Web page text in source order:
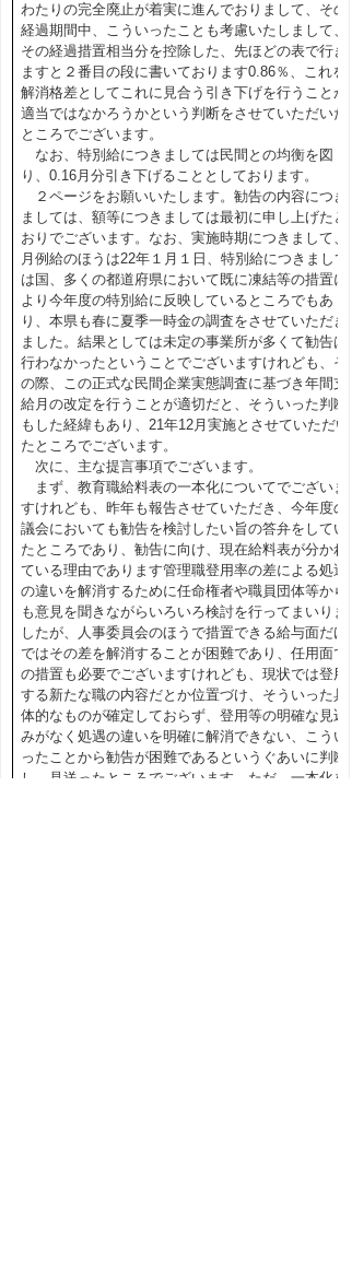
わたりの完全廃止が着実に進んでおりまして、その
経過期間中、こういったことも考慮いたしまして、
その経過措置相当分を控除した、先ほどの表で行き
ますと２番目の段に書いております0.86％、これを
解消格差としてこれに見合う引き下げを行うことが
適当ではなかろうかという判断をさせていただいた
ところでございます。
なお、特別給につきましては民間との均衡を図
り、0.16月分引き下げることとしております。
２ページをお願いいたします。勧告の内容につき
ましては、額等につきましては最初に申し上げたと
おりでございます。なお、実施時期につきまして、
月例給のほうは22年１月１日、特別給につきまして
は国、多くの都道府県において既に凍結等の措置に
より今年度の特別給に反映しているところでもあ
り、本県も春に夏季一時金の調査をさせていただき
ました。結果としては未定の事業所が多くて勧告は
行わなかったということでございますけれども、そ
の際、この正式な民間企業実態調査に基づき年間支
給月の改定を行うことが適切だと、そういった判断
もした経緯もあり、21年12月実施とさせていただい
たところでございます。
次に、主な提言事項でございます。
まず、教育職給料表の一本化についてでございま
すけれども、昨年も報告させていただき、今年度の
議会においても勧告を検討したい旨の答弁をしてい
たところであり、勧告に向け、現在給料表が分かれ
ている理由であります管理職登用率の差による処遇
の違いを解消するために任命権者や職員団体等から
も意見を聞きながらいろいろ検討を行ってまいりま
したが、人事委員会のほうで措置できる給与面だけ
ではその差を解消することが困難であり、任用面で
の措置も必要でございますけれども、現状では登用
する新たな職の内容だとか位置づけ、そういった具
体的なものが確定しておらず、登用等の明確な見込
みがなく処遇の違いを明確に解消できない、こうい
ったことから勧告が困難であるというぐあいに判断
し、見送ったところでございます。ただ、一本化を